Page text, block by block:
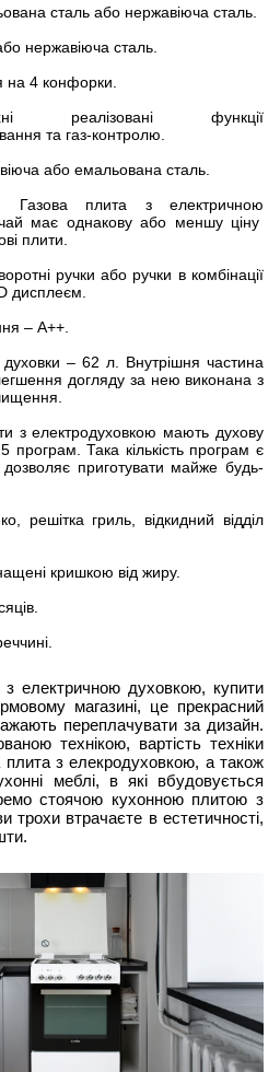
сталь або нержавіюча сталь.
нержавіюча сталь.
на 4 конфорки.
реалізовані функції
та газ-контролю.
або емальована сталь.
Газова плита з електричною
має однакову або меншу ціну
плити.
ручки або ручки в комбінації
дисплеєм.
– А++.
– 62 л. Внутрішня частина
догляду за нею виконана з
з електродуховкою мають духову
Така кількість програм є
приготувати майже будь-
решітка гриль, відкидний відділ
кришкою від жиру.
з електричною духовкою, купити
магазині, це прекрасний
переплачувати за дизайн.
технікою, вартість техніки
з елекродуховкою, а також
меблі, в які вбудовується
стоячою кухонною плитою з
трохи втрачаєте в естетичності,